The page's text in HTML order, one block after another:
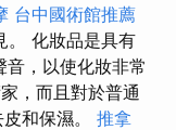
台中國術館推薦
。 化妝品是具有
，以使化妝非常
，而且對於普通
和保濕。 推拿